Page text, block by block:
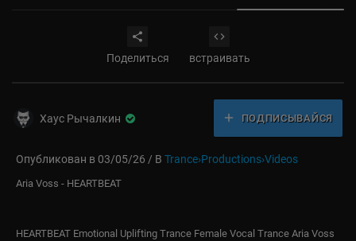
Поделиться встраивать
Хаус Рычалкин ПОДПИСЫВАЙСЯ
Опубликован в 03/05/26 / В Trance›Productions›Videos
⁣Aria Voss - HEARTBEAT⁣
HEARTBEAT Emotional Uplifting Trance Female Vocal Trance Aria Voss